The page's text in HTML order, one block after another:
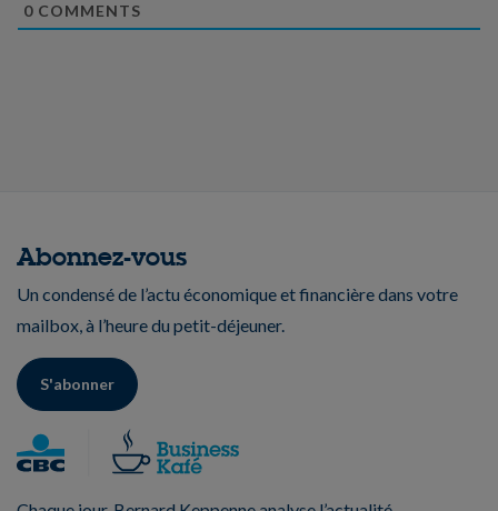
0 COMMENTS
Abonnez-vous
Un condensé de l’actu économique et financière dans votre
mailbox, à l’heure du petit-déjeuner.
S'abonner